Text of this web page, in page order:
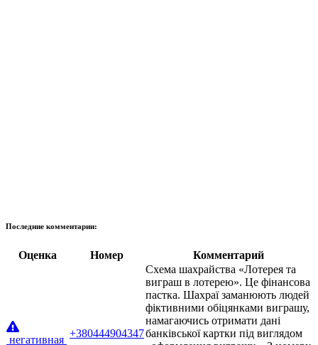
Последние комментарии:
Оценка Номер Комментарий
негативная
+380444904347
Схема шахрайства «Лотерея та
виграш в лотерею». Це фінансова
пастка. Шахраї заманюють людей
фіктивними обіцянками виграшу,
намагаючись отримати дані
банківської картки під виглядом